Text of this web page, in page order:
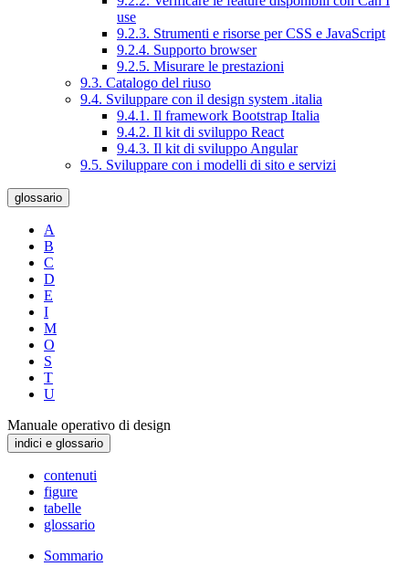
use
9.2.3. Strumenti e risorse per CSS e JavaScript
9.2.4. Supporto browser
9.2.5. Misurare le prestazioni
9.3. Catalogo del riuso
9.4. Sviluppare con il design system .italia
9.4.1. Il framework Bootstrap Italia
9.4.2. Il kit di sviluppo React
9.4.3. Il kit di sviluppo Angular
9.5. Sviluppare con i modelli di sito e servizi
glossario
A
B
C
D
E
I
M
O
S
T
U
Manuale operativo di design
indici e glossario
contenuti
figure
tabelle
glossario
Sommario